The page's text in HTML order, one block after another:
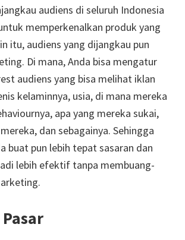
audiens di seluruh Indonesia
memperkenalkan produk yang
itu, audiens yang dijangkau pun
Di mana, Anda bisa mengatur
audiens yang bisa melihat iklan
kelaminnya, usia, di mana mereka
apa yang mereka sukai,
dan sebagainya. Sehingga
buat pun lebih tepat sasaran dan
lebih efektif tanpa membuang-